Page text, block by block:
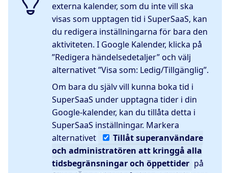
externa kalender, som du inte vill ska
visas som upptagen tid i SuperSaaS, kan
du redigera inställningarna för bara den
aktiviteten. I Google Kalender, klicka på
”Redigera händelsedetaljer” och välj
alternativet ”Visa som: Ledig/Tillgänglig”.
Om bara du själv vill kunna boka tid i
SuperSaaS under upptagna tider i din
Google-kalender, kan du tillåta detta i
SuperSaaS inställningar. Markera
alternativet
Tillåtsuperanvändare
och administratören att kringgå alla
tidsbegränsningar och öppettider på